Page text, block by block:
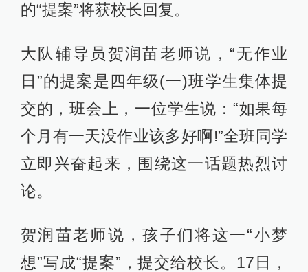
的“提案”将获校长回复。
大队辅导员贺润苗老师说，“无作业
日”的提案是四年级(一)班学生集体提
交的，班会上，一位学生说：“如果每
个月有一天没作业该多好啊!”全班同学
立即兴奋起来，围绕这一话题热烈讨
论。
贺润苗老师说，孩子们将这一“小梦
想”写成“提案”，提交给校长。17日，